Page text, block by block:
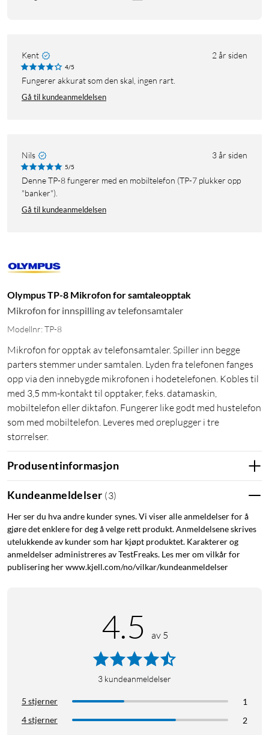
Kent 2 år siden
4/5
Fungerer akkurat som den skal, ingen rart.
Gå til kundeanmeldelsen
Nils 3 år siden
5/5
Denne TP-8 fungerer med en mobiltelefon (TP-7 plukker opp
"banker").
Gå til kundeanmeldelsen
Olympus TP-8 Mikrofon for samtaleopptak
Mikrofon for innspilling av telefonsamtaler
Modellnr: TP-8
Mikrofon for opptak av telefonsamtaler. Spiller inn begge
parters stemmer under samtalen. Lyden fra telefonen fanges
opp via den innebygde mikrofonen i hodetelefonen. Kobles til
med 3,5 mm-kontakt til opptaker, f.eks. datamaskin,
mobiltelefon eller diktafon. Fungerer like godt med hustelefon
som med mobiltelefon. Leveres med øreplugger i tre
størrelser.
Produsentinformasjon
Kundeanmeldelser (3)
Her ser du hva andre kunder synes. Vi viser alle anmeldelser for å
gjøre det enklere for deg å velge rett produkt. Anmeldelsene skrives
utelukkende av kunder som har kjøpt produktet. Karakterer og
anmeldelser administreres av TestFreaks. Les mer om vilkår for
publisering her www.kjell.com/no/vilkar/kundeanmeldelser
4.5 av 5
3 kundeanmeldelser
5 stjerner
1
4 stjerner
2